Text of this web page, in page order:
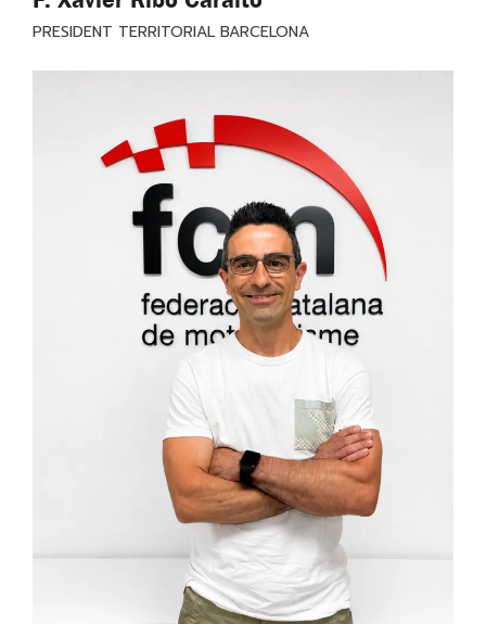
PRESIDENT TERRITORIAL BARCELONA